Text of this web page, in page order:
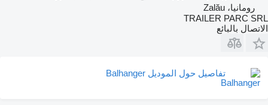
رومانيا، Zalău
TRAILER PARC SRL
الاتصال بالبائع
تفاصيل حول الموديل Balhanger